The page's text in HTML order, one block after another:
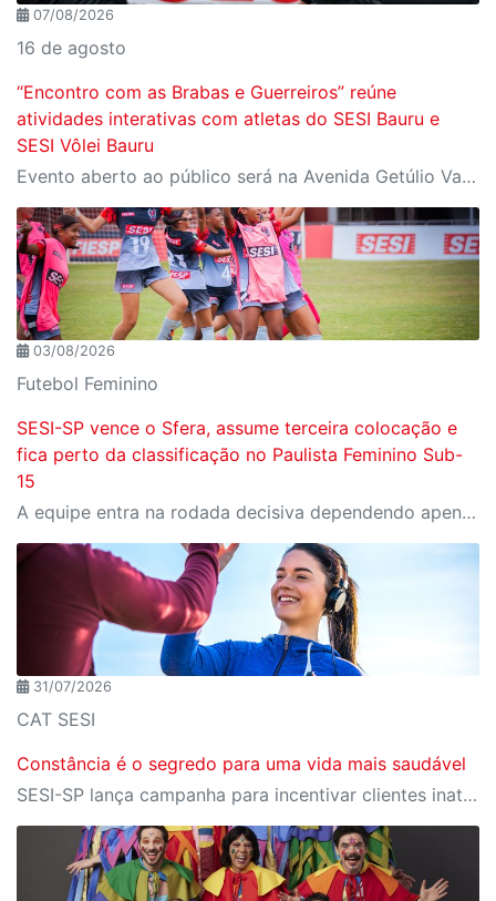
07/08/2026
16 de agosto
“Encontro com as Brabas e Guerreiros” reúne
atividades interativas com atletas do SESI Bauru e
SESI Vôlei Bauru
Evento aberto ao público será na Avenida Getúlio Vargas, no domingo, 16, às 9h, com revelação do novo uniforme da equipe
03/08/2026
Futebol Feminino
SESI-SP vence o Sfera, assume terceira colocação e
fica perto da classificação no Paulista Feminino Sub-
15
A equipe entra na rodada decisiva dependendo apenas de seus próprios resultados para avançar ao mata-mata
31/07/2026
CAT SESI
Constância é o segredo para uma vida mais saudável
SESI-SP lança campanha para incentivar clientes inativos a retomarem a prática de atividades físicas, esporte e lazer com benefícios exclusivos